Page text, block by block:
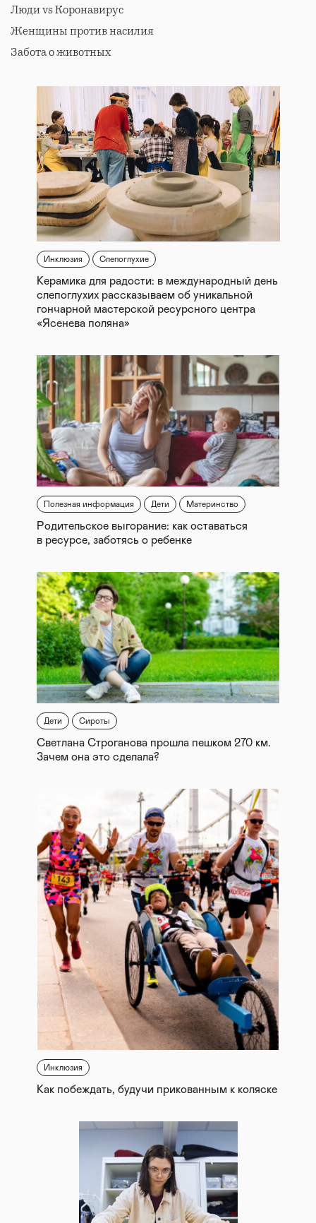
Люди vs Коронавирус
Женщины против насилия
Забота о животных
Инклюзия Слепоглухие
Керамика для радости: в международный день
слепоглухих рассказываем об уникальной
гончарной мастерской ресурсного центра
«Ясенева поляна»
Полезная информация Дети Материнство
Родительское выгорание: как оставаться
в ресурсе, заботясь о ребенке
Дети Сироты
Светлана Строганова прошла пешком 270 км.
Зачем она это сделала?
Инклюзия
Как побеждать, будучи прикованным к коляске